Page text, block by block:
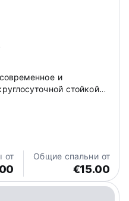
и
стойкой
Fi, террасой, общим
доступом к
запросу
от Общие спальни от
€15.00